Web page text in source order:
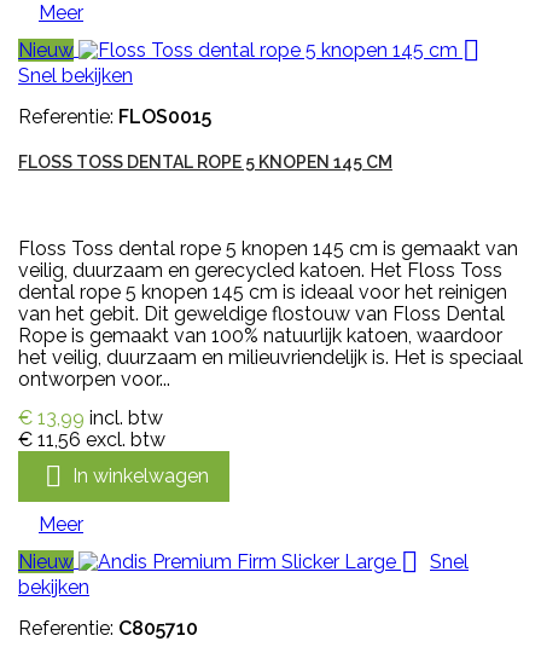
Meer
Nieuw

Snel bekijken
Referentie: FLOS0015
FLOSS TOSS DENTAL ROPE 5 KNOPEN 145 CM
Floss Toss dental rope 5 knopen 145 cm is gemaakt van
veilig, duurzaam en gerecycled katoen. Het Floss Toss
dental rope 5 knopen 145 cm is ideaal voor het reinigen
van het gebit. Dit geweldige flostouw van Floss Dental
Rope is gemaakt van 100% natuurlijk katoen, waardoor
het veilig, duurzaam en milieuvriendelijk is. Het is speciaal
ontworpen voor...
€ 13,99 incl. btw
€ 11,56 excl. btw
 In winkelwagen
Meer
Nieuw

Snel
bekijken
Referentie: C805710